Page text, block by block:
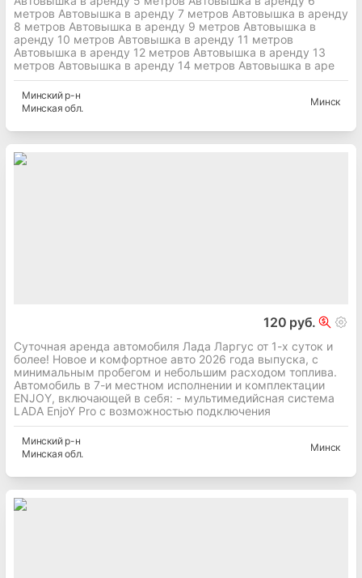
метров Автовышка в аренду 7 метров Автовышка в аренду
8 метров Автовышка в аренду 9 метров Автовышка в
аренду 10 метров Автовышка в аренду 11 метров
Автовышка в аренду 12 метров Автовышка в аренду 13
метров Автовышка в аренду 14 метров Автовышка в аре
Минскийр-н
Минская обл.
Минск
120 руб.
Суточная аренда автомобиля Лада Ларгус от 1-х суток и
более! Новое и комфортное авто 2026 года выпуска, с
минимальным пробегом и небольшим расходом топлива.
Автомобиль в 7-и местном исполнении и комплектации
ENJOY, включающей в себя: - мультимедийсная система
LADA EnjoY Pro с возможностью подключения
Минскийр-н
Минская обл.
Минск